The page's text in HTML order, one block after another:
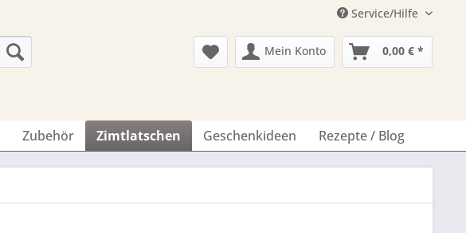
Service/Hilfe
Mein Konto 0,00 € *
Zubehör Zimtlatschen Geschenkideen Rezepte / Blog